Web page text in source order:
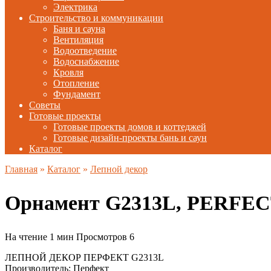
Электрика
Строительство и коммуникации
Баня и сауна
Вентиляция
Водоотведение
Водоснабжение
Кровля
Отопление
Фундамент
Советы
Готовые проекты
Готовые проекты домов и коттеджей
Готовые дизайн-проекты бань и саун
Каталог
Главная » Каталог » Лепной декор
Орнамент G2313L,
На чтение 1 мин Просмотров 6
ЛЕПНОЙ ДЕКОР ПЕРФЕКТ G2313L
Производитель: Перфект